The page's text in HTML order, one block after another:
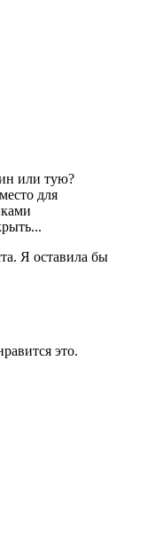
или тую?
для
Я оставила бы
это.